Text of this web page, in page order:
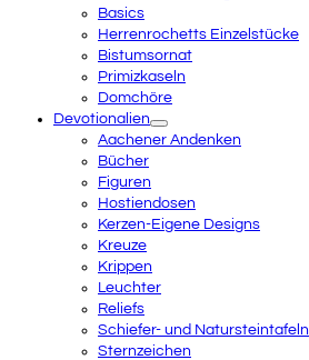
Basics
Herrenrochetts Einzelstücke
Bistumsornat
Primizkaseln
Domchöre
Devotionalien
Aachener Andenken
Bücher
Figuren
Hostiendosen
Kerzen-Eigene Designs
Kreuze
Krippen
Leuchter
Reliefs
Schiefer- und Natursteintafeln
Sternzeichen